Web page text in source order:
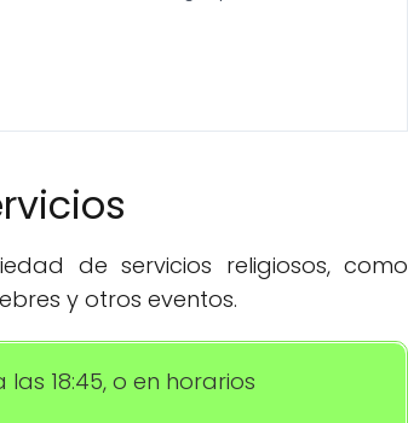
de servicios religiosos, como
y otros eventos.
18:45, o en horarios